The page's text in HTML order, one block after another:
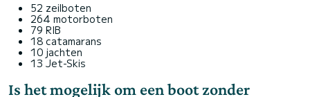
52 zeilboten
264 motorboten
79 RIB
18 catamarans
10 jachten
13 Jet-Skis
Is het mogelijk om een boot zonder